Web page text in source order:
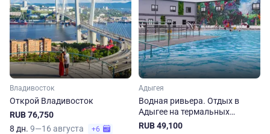
Владивосток
Открой Владивосток
RUB 76,750
8 дн. 9—16 августа +6
Адыгея
Водная ривьера. Отдых в
Адыгее на термальных
источниках
RUB 49,100